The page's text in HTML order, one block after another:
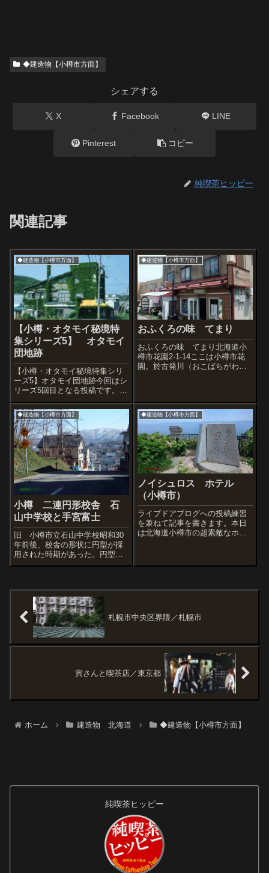
◆建造物【小樽市方面】
シェアする
X Facebook LINE
Pinterest コピー
純喫茶ヒッピー
関連記事
◆建造物【小樽市方面】
【小樽・オタモイ秘境特
集シリーズ5】 オタモイ
団地跡
【小樽・オタモイ秘境特集シリ
ーズ5】オタモイ団地跡今回はシ
リーズ5回目となる投稿です。オ
タモイ地区に入り、ツタだらけ
になった「オタモイフード」を
左折。やがて鰐渕商店という個
人商店があり、その横には斜面
に旧オタモイ団地が並んでいま
した。◆20...
◆建造物【小樽市方面】
おふくろの味 てまり
おふくろの味 てまり北海道小
樽市花園2-1-14ここは小樽市花
園。於古発川（おこばちがわ・
て細長く3棟が続き、100店もの
個人商店で賑わっていた。しか
し201...
◆建造物【小樽市方面】
小樽 二連円形校舎 石
山中学校と手宮富士
旧 小樽市立石山中学校昭和30
年前後、校舎の形状に円型が採
用された時期があった。円型の
学校は北海道内にも室蘭市の絵
学校、函館市古部小学校、羽幌
町太陽小学校などいくつかある
が、どこもかしこ...
◆建造物【小樽市方面】
ノイシュロス ホテル
（小樽市）
ライブドアブログへの投稿練習
を兼ねて記事を書きます。本日
は北海道小樽市の超素敵なホテ
にもう建物はそび...
札幌市中央区界隈／札幌市
寅さんと喫茶店／東京都
ホーム 建造物 北海道 ◆建造物【小樽市方面】
純喫茶ヒッピー